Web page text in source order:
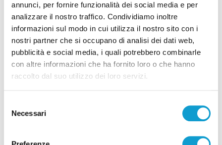
annunci, per fornire funzionalità dei social media e per
analizzare il nostro traffico. Condividiamo inoltre
informazioni sul modo in cui utilizza il nostro sito con i
nostri partner che si occupano di analisi dei dati web,
pubblicità e social media, i quali potrebbero combinarle
con altre informazioni che ha fornito loro o che hanno
raccolto dal suo utilizzo dei loro servizi.
delNecessari